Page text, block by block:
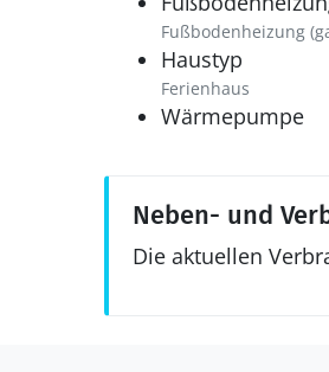
Fußbodenheizung
Haustyp
Ferienhaus
Wärmepumpe
Neben- und
Die aktuellen